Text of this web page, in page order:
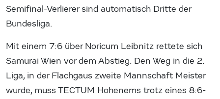
Semifinal-Verlierer sind automatisch Dritte der
Bundesliga.
Mit einem 7:6 über Noricum Leibnitz rettete sich
Samurai Wien vor dem Abstieg. Den Weg in die 2.
Liga, in der Flachgaus zweite Mannschaft Meister
wurde, muss TECTUM Hohenems trotz eines 8:6-